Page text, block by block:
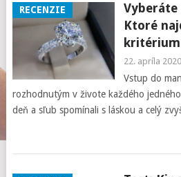
RECENZIE
Vyberáte
Ktoré
22. apríla 2020
Vstup do
rozhodnutým v živote každého
deň a sľub spomínali s láskou a celý